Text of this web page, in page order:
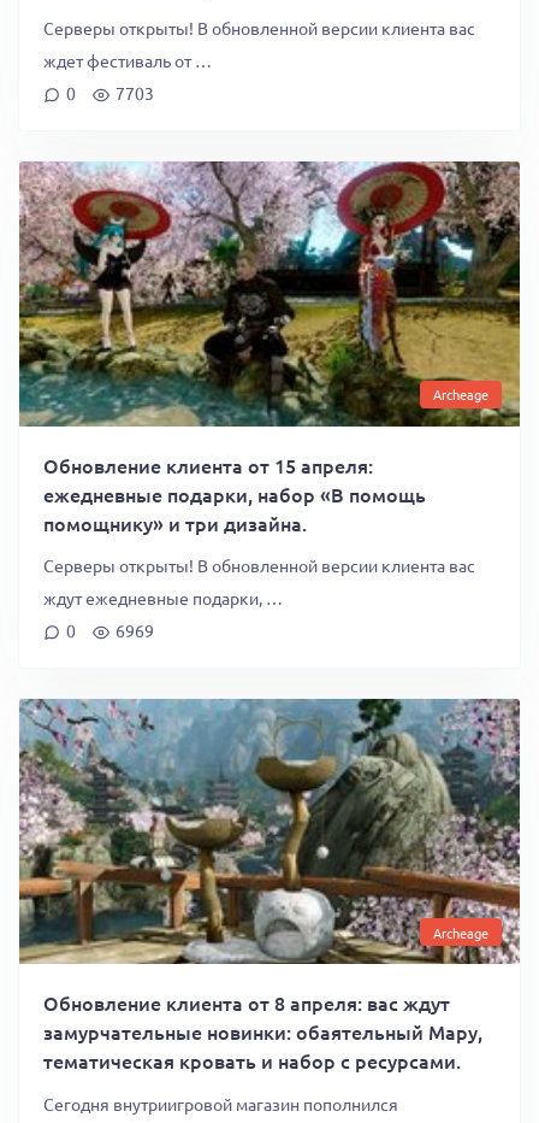
Серверы открыты! В обновленной версии клиента вас
ждет фестиваль от …
0
7703
Archeage
Обновление клиента от 15 апреля:
ежедневные подарки, набор «В помощь
помощнику» и три дизайна.
Серверы открыты! В обновленной версии клиента вас
ждут ежедневные подарки, …
0
6969
Archeage
Обновление клиента от 8 апреля: вас ждут
замурчательные новинки: обаятельный Мару,
тематическая кровать и набор с ресурсами.
Сегодня внутриигровой магазин пополнился